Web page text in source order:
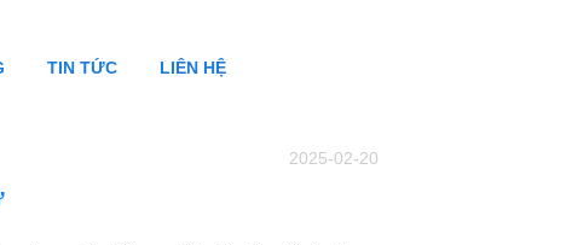
TIN TỨC LIÊN HỆ
2025-02-20